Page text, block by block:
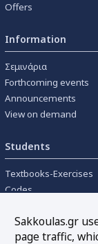
Offers
Information
Σεμινάρια
Forthcoming events
Announcements
View on demand
Students
Textbooks-Exercises
Codes
Tools
Sakkoulas.gr
page traffic,